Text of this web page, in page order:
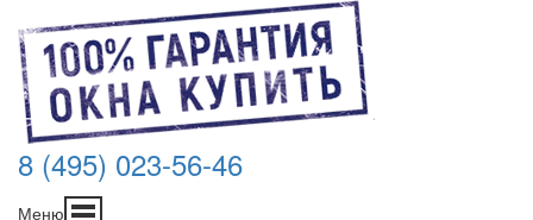
8 (495) 023-56-46
Меню